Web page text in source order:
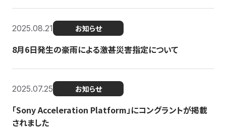
2025.08.21 お知らせ
8月6日発生の豪雨による激甚災害指定について
2025.07.25 お知らせ
「Sony Acceleration Platform」にコングラントが掲載
されました